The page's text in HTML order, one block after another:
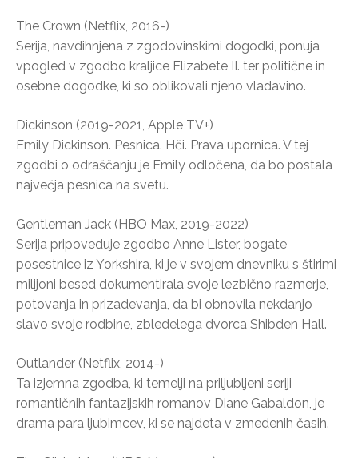
The Crown (Netflix, 2016-)
Serija, navdihnjena z zgodovinskimi dogodki, ponuja
vpogled v zgodbo kraljice Elizabete II. ter politične in
osebne dogodke, ki so oblikovali njeno vladavino.
Dickinson (2019-2021, Apple TV+)
Emily Dickinson. Pesnica. Hči. Prava upornica. V tej
zgodbi o odraščanju je Emily odločena, da bo postala
največja pesnica na svetu.
Gentleman Jack (HBO Max, 2019-2022)
Serija pripoveduje zgodbo Anne Lister, bogate
posestnice iz Yorkshira, ki je v svojem dnevniku s štirimi
milijoni besed dokumentirala svoje lezbično razmerje,
potovanja in prizadevanja, da bi obnovila nekdanjo
slavo svoje rodbine, zbledelega dvorca Shibden Hall.
Outlander (Netflix, 2014-)
Ta izjemna zgodba, ki temelji na priljubljeni seriji
romantičnih fantazijskih romanov Diane Gabaldon, je
drama para ljubimcev, ki se najdeta v zmedenih časih.